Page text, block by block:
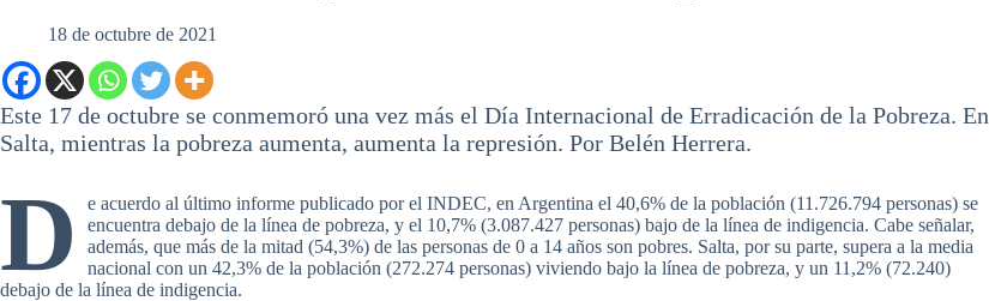
18 de octubre de 2021
Este 17 de octubre se conmemoró una vez más el Día Internacional de Erradicación de la Pobreza. En
Salta, mientras la pobreza aumenta, aumenta la represión. Por Belén Herrera.
D
e acuerdo al último informe publicado por el INDEC, en Argentina el 40,6% de la población (11.726.794 personas) se
encuentra debajo de la línea de pobreza, y el 10,7% (3.087.427 personas) bajo de la línea de indigencia. Cabe señalar,
además, que más de la mitad (54,3%) de las personas de 0 a 14 años son pobres. Salta, por su parte, supera a la media
nacional con un 42,3% de la población (272.274 personas) viviendo bajo la línea de pobreza, y un 11,2% (72.240)
debajo de la línea de indigencia.